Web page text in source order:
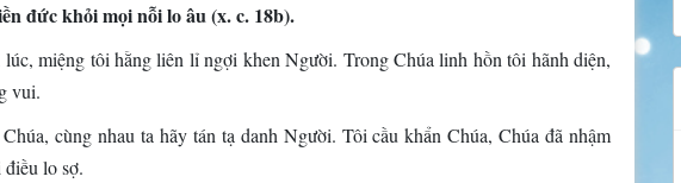
đức khỏi mọi nỗi lo âu (x. c. 18b).
miệng tôi hằng liên lỉ ngợi khen Người. Trong Chúa linh hồn tôi hãnh diện,
vui.
cùng nhau ta hãy tán tạ danh Người. Tôi cầu khẩn Chúa, Chúa đã nhậm
lo sợ.